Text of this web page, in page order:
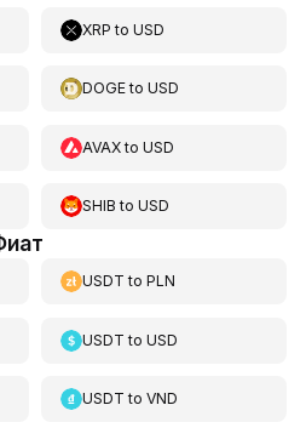
XRP toUSD
DOGEtoUSD
AVAXtoUSD
SHIB toUSD
USDT toPLN
USDT toUSD
USDT toVND